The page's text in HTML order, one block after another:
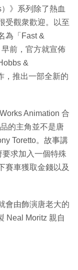
》系列除了熱血
受觀衆歡迎。以至
為「Fast &
前，官方就宣佈
&
，推出一部全新的
Animation 合
的主角並不是唐
Toretto。故事講
求加入一個特殊
賽車獲取金錢以及
會由飾演唐老大的
Neal Moritz 親自